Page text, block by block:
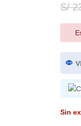
S/
Sin